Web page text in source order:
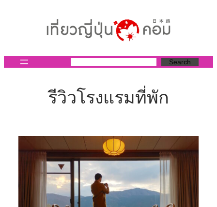
Search
รีวิวโรงแรมที่พัก